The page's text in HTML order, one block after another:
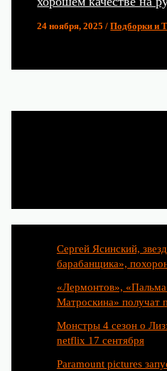
24 ноября, 2025/Подборки и
Сергей Ясинский,
барабанщика»,
«Лермонтов»,
Матроскина» получат
Монстры 4 сезон о
netflix 17 сентября
Paramount pictures